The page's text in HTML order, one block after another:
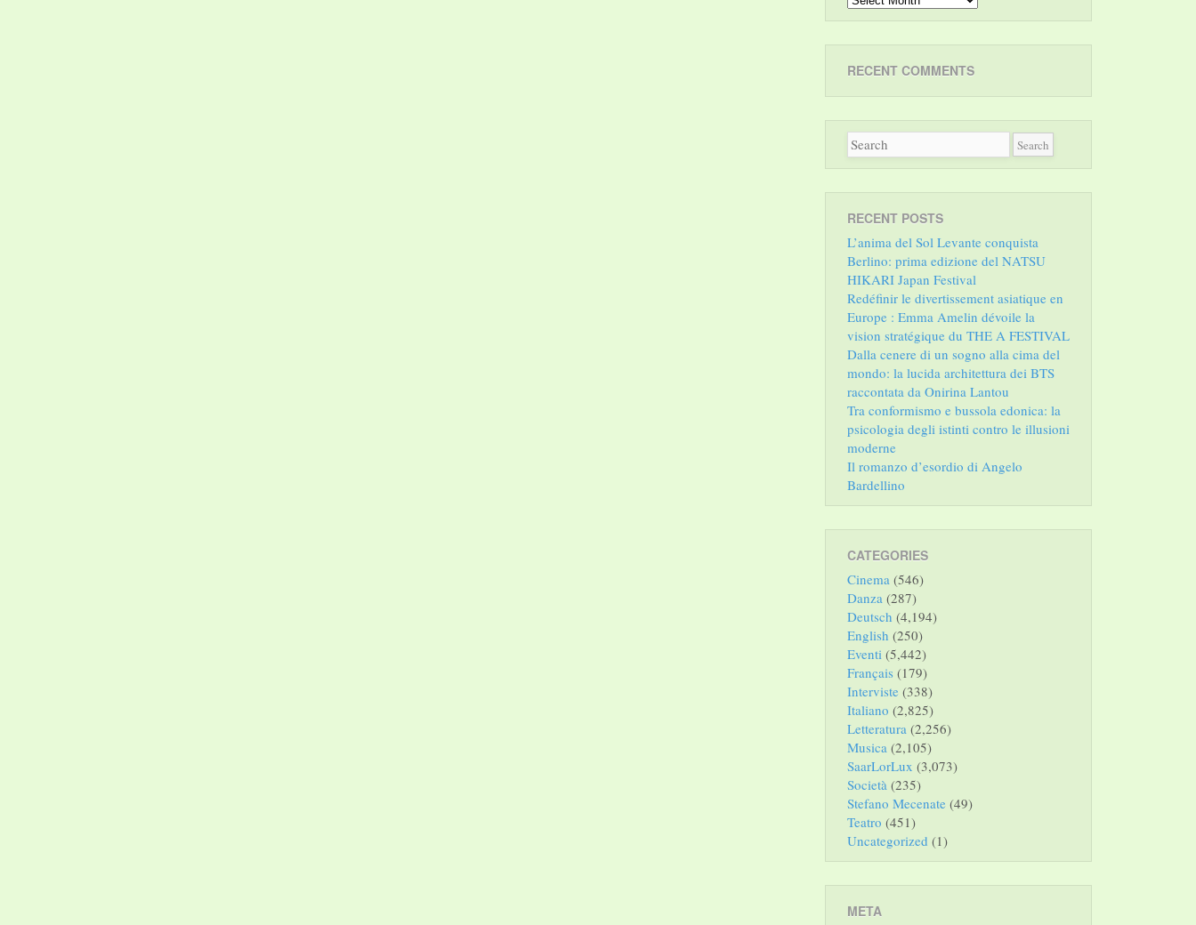
RECENT COMMENTS
RECENT POSTS
L’anima del Sol Levante conquista
Berlino: prima edizione del NATSU
HIKARI Japan Festival
Redéfinir le divertissement asiatique en
Europe : Emma Amelin dévoile la
vision stratégique du THE A FESTIVAL
Dalla cenere di un sogno alla cima del
mondo: la lucida architettura dei BTS
raccontata da Onirina Lantou
Tra conformismo e bussola edonica: la
psicologia degli istinti contro le illusioni
moderne
Il romanzo d’esordio di Angelo
Bardellino
CATEGORIES
Cinema (546)
Danza (287)
Deutsch (4,194)
English (250)
Eventi (5,442)
Français (179)
Interviste (338)
Italiano (2,825)
Letteratura (2,256)
Musica (2,105)
SaarLorLux (3,073)
Società (235)
Stefano Mecenate (49)
Teatro (451)
Uncategorized (1)
META